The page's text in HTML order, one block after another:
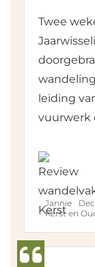
Twee
leiding
vuurwerk
Jannie
Kerst en